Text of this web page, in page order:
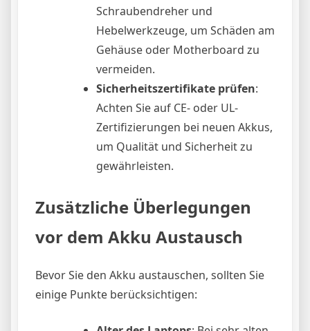
Schraubendreher und
Hebelwerkzeuge, um Schäden am
Gehäuse oder Motherboard zu
vermeiden.
Sicherheitszertifikate prüfen:
Achten Sie auf CE- oder UL-
Zertifizierungen bei neuen Akkus,
um Qualität und Sicherheit zu
gewährleisten.
Zusätzliche Überlegungen
vor dem Akku Austausch
Bevor Sie den Akku austauschen, sollten Sie
einige Punkte berücksichtigen: